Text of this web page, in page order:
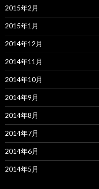
2015年2月
2015年1月
2014年12月
2014年11月
2014年10月
2014年9月
2014年8月
2014年7月
2014年6月
2014年5月